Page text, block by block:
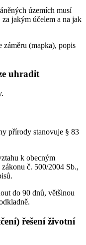
územích musí
jakým účelem a na jak
záměru (mapka), popis
uhradit
přírody stanovuje § 83
k obecným
č. 500/2004 Sb.,
do 90 dnů, většinou
řešení životní